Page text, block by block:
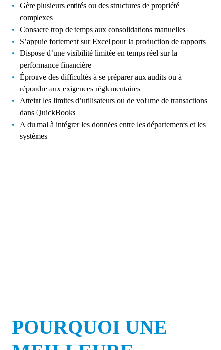
Gère plusieurs entités ou des structures de propriété
complexes
Consacre trop de temps aux consolidations manuelles
S’appuie fortement sur Excel pour la production de rapports
Dispose d’une visibilité limitée en temps réel sur la
performance financière
Éprouve des difficultés à se préparer aux audits ou à
répondre aux exigences réglementaires
Atteint les limites d’utilisateurs ou de volume de transactions
dans QuickBooks
A du mal à intégrer les données entre les départements et les
systèmes
POURQUOI UNE